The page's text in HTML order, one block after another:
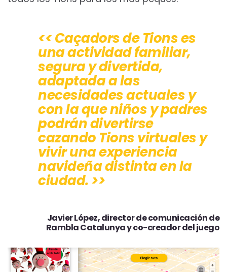
<< Caçadors de Tions es
una actividad familiar,
segura y divertida,
adaptada a las
necesidades actuales y
con la que niños y padres
podrán divertirse
cazando Tions virtuales y
vivir una experiencia
navideña distinta en la
ciudad. >>
Javier López, director de comunicación de
Rambla Catalunya y co-creador del juego